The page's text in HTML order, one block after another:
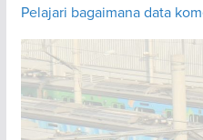
Pelajari bagaimana data